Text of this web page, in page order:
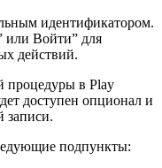
идентификатором.
или Войти” для
действий.
процедуры в Play
доступен опционал и
записи.
подпункты: